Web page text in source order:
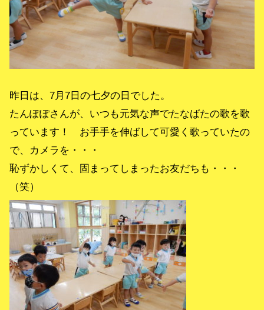
昨日は、7月7日の七夕の日でした。
たんぽぽさんが、いつも元気な声でたなばたの歌を歌
っています！ お手手を伸ばして可愛く歌っていたの
で、カメラを・・・
恥ずかしくて、固まってしまったお友だちも・・・
（笑）